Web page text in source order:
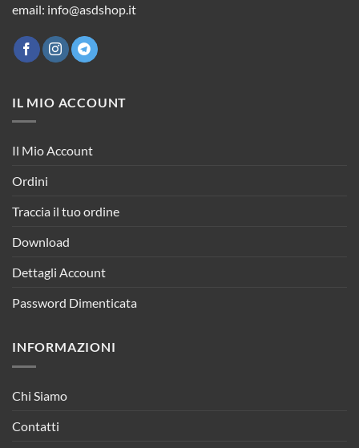
email: info@asdshop.it
IL MIO ACCOUNT
Il Mio Account
Ordini
Traccia il tuo ordine
Download
Dettagli Account
Password Dimenticata
INFORMAZIONI
Chi Siamo
Contatti